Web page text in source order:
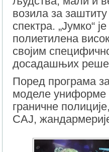
возила за
спектра. „Јумко“
полиетилена
својим
досадашњих
Поред програма
моделе униформе
граничне
САЈ,